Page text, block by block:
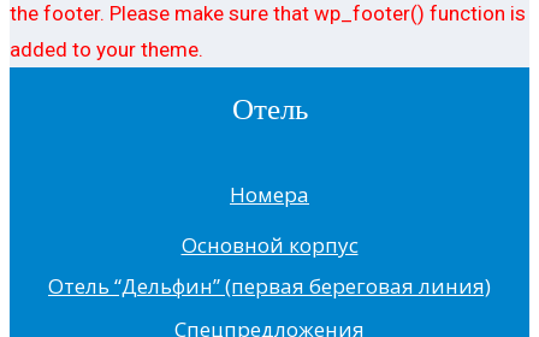
the footer. Please make sure that wp_footer() function is
added to your theme.
Отель
Номера
Основной корпус
Отель “Дельфин” (первая береговая линия)
Спецпредложения